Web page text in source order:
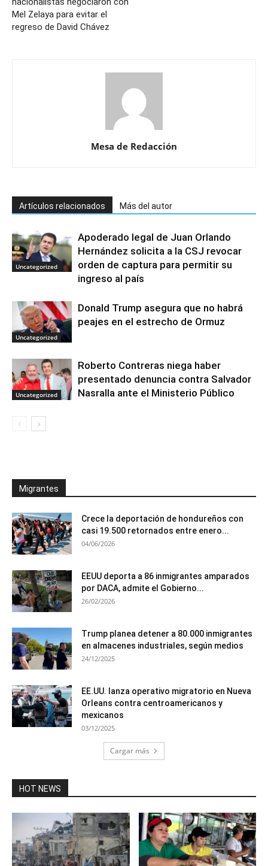
Mel Zelaya para evitar el
regreso de David Chávez
Mesa de Redacción
Artículos relacionados Más del autor
Uncategorized
Apoderado legal de Juan Orlando
Hernández solicita a la CSJ revocar
orden de captura para permitir su
ingreso al país
Uncategorized
Donald Trump asegura que no habrá
peajes en el estrecho de Ormuz
Uncategorized
Roberto Contreras niega haber
presentado denuncia contra Salvador
Nasralla ante el Ministerio Público
Migrantes
Crece la deportación de hondureños con
casi 19.500 retornados entre enero...
04/06/2026
EEUU deporta a 86 inmigrantes amparados
por DACA, admite el Gobierno...
26/02/2026
Trump planea detener a 80.000 inmigrantes
en almacenes industriales, según medios
24/12/2025
EE.UU. lanza operativo migratorio en Nueva
Orleans contra centroamericanos y
mexicanos
03/12/2025
Cargar más
HOT NEWS